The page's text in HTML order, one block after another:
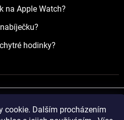
cookie. Dalším procházením
na Apple Watch?
hodinky?
Shoptet